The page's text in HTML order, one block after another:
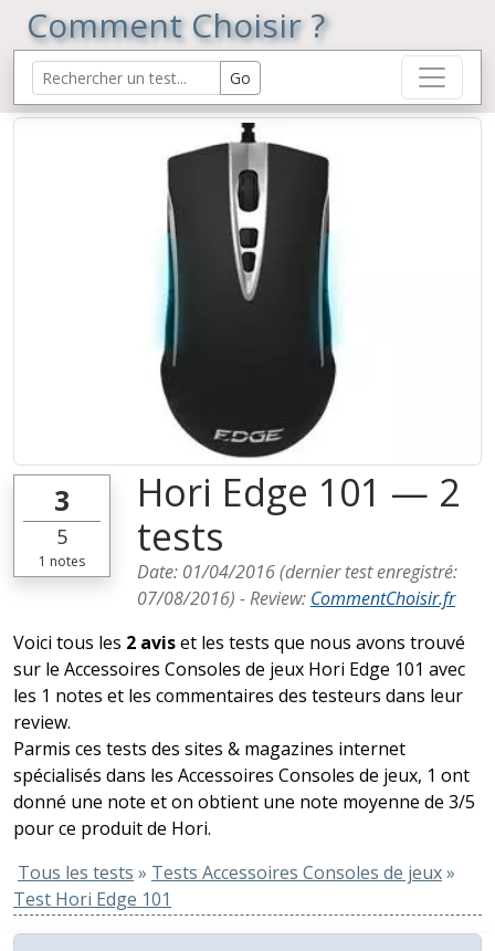
Comment Choisir ?
3
5
1 notes
Hori Edge 101 — 2
tests
Date: 01/04/2016(dernier test enregistré:
07/08/2016) -Review: CommentChoisir.fr
Voici tous les 2 aviset les tests que nous avons trouvé
sur le Accessoires Consoles de jeux Hori Edge 101 avec
les 1 notes et les commentaires des testeurs dans leur
review.
Parmis ces tests des sites & magazines internet
spécialisés dans les Accessoires Consoles de jeux, 1 ont
donné une note et on obtient une note moyenne de 3/5
pour ce produit de Hori.
Tous les tests » Tests Accessoires Consoles de jeux»
Test Hori Edge 101